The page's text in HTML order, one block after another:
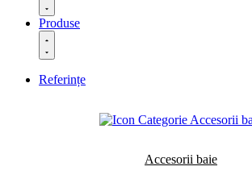
Produse
Referințe
Accesorii baie